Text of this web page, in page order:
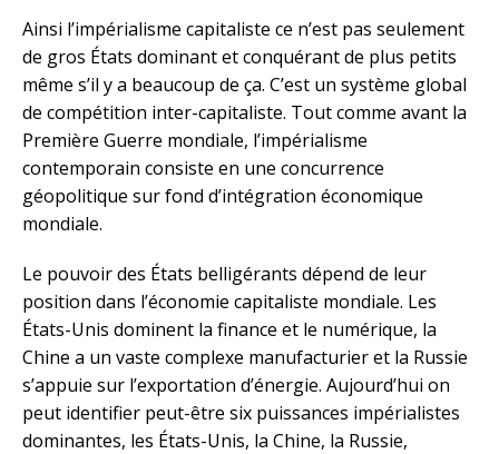
Ainsi l’impérialisme capitaliste ce n’est pas seulement
de gros États dominant et conquérant de plus petits
même s’il y a beaucoup de ça. C’est un système global
de compétition inter-capitaliste. Tout comme avant la
Première Guerre mondiale, l’impérialisme
contemporain consiste en une concurrence
géopolitique sur fond d’intégration économique
mondiale.
Le pouvoir des États belligérants dépend de leur
position dans l’économie capitaliste mondiale. Les
États-Unis dominent la finance et le numérique, la
Chine a un vaste complexe manufacturier et la Russie
s’appuie sur l’exportation d’énergie. Aujourd’hui on
peut identifier peut-être six puissances impérialistes
dominantes, les États-Unis, la Chine, la Russie,